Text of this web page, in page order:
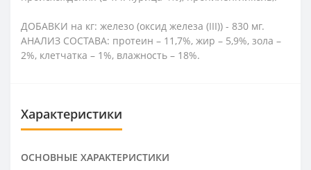
ДОБАВКИ на кг: железо (оксид железа (ІІІ)) - 830 мг.
АНАЛИЗ СОСТАВА: протеин – 11,7%, жир – 5,9%, зола –
2%, клетчатка – 1%, влажность – 18%.
Характеристики
ОСНОВНЫЕ ХАРАКТЕРИСТИКИ